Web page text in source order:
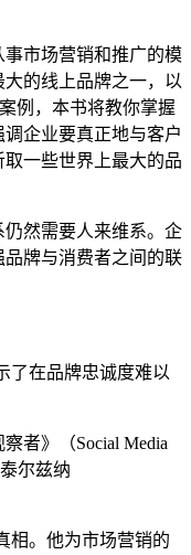
市场营销和推广的模
的线上品牌之一，以
例，本书将教你掌握
企业要真正地与客户
一些世界上最大的品
然需要人来维系。企
牌与消费者之间的联
了在品牌忠诚度难以
者》（Social Media
尔兹纳
相。他为市场营销的